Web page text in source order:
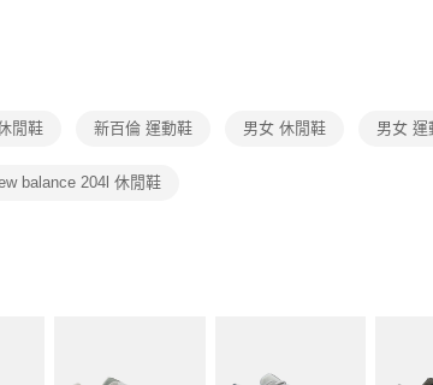
１．透過由恩沛科技股份有限公司提供之「AFTEE先享後
交易，需依本服務之必要範圍內提供個人資料，並將交易
２．關於個人資料處理事宜，請瀏覽以下網址：
形，恩沛科技股份有限公司將有權停止該用戶之使用額度
閒鞋 新百倫 運動鞋 男女 休閒鞋 男女 運
balance 204l 休閒鞋